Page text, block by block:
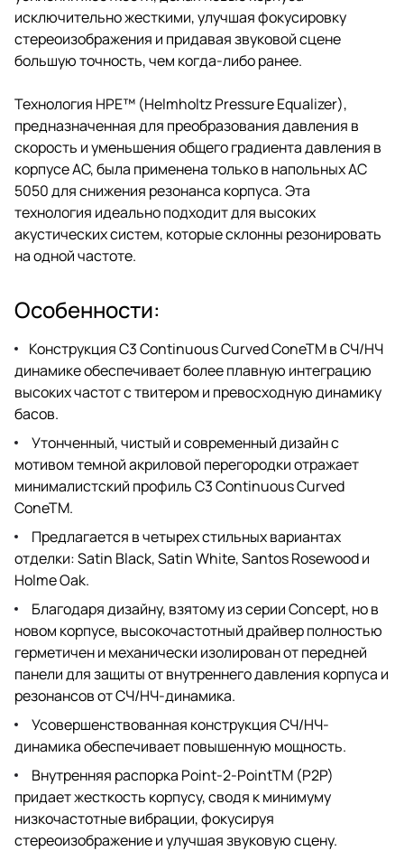
исключительно жесткими, улучшая фокусировку
стереоизображения и придавая звуковой сцене
большую точность, чем когда-либо ранее.
Технология HPE™ (Helmholtz Pressure Equalizer),
предназначенная для преобразования давления в
скорость и уменьшения общего градиента давления в
корпусе АС, была применена только в напольных АС
5050 для снижения резонанса корпуса. Эта
технология идеально подходит для высоких
акустических систем, которые склонны резонировать
на одной частоте.
Особенности:
Конструкция C3 Continuous Curved ConeTM в СЧ/НЧ
динамике обеспечивает более плавную интеграцию
высоких частот с твитером и превосходную динамику
басов.
Утонченный, чистый и современный дизайн с
мотивом темной акриловой перегородки отражает
минималистский профиль C3 Continuous Curved
ConeTM.
Предлагается в четырех стильных вариантах
отделки: Satin Black, Satin White, Santos Rosewood и
Holme Oak.
Благодаря дизайну, взятому из серии Concept, но в
новом корпусе, высокочастотный драйвер полностью
герметичен и механически изолирован от передней
панели для защиты от внутреннего давления корпуса и
резонансов от СЧ/НЧ-динамика.
Усовершенствованная конструкция СЧ/НЧ-
динамика обеспечивает повышенную мощность.
Внутренняя распорка Point-2-PointTM (P2P)
придает жесткость корпусу, сводя к минимуму
низкочастотные вибрации, фокусируя
стереоизображение и улучшая звуковую сцену.